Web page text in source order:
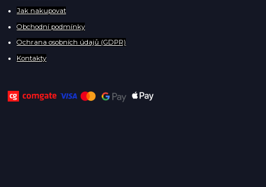
Jak nakupovat
Obchodní podmínky
Ochrana osobních údajů (GDPR)
Kontakty